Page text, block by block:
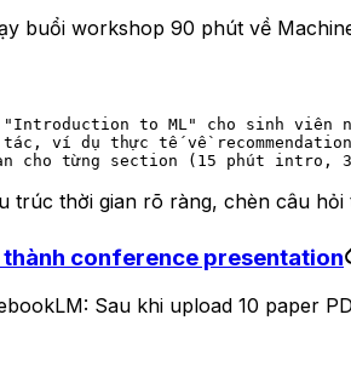
buổi workshop 90 phút về
"Introduction to ML" cho sinh viên
ví dụ thực tế về
cho từng section (15 phút intro,
trúc thời gian rõ ràng, chèn câu
thành conference presentation
Sau khi upload 10 paper